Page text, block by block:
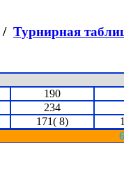
/ Турнирная
190
234
171( 8)